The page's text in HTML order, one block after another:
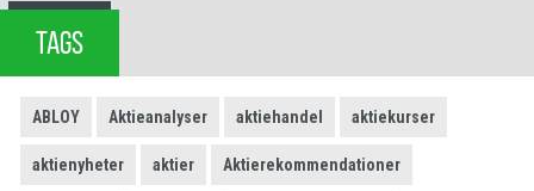
TAGS
ABLOY Aktieanalyser aktiehandel aktiekurser
aktienyheter aktier Aktierekommendationer